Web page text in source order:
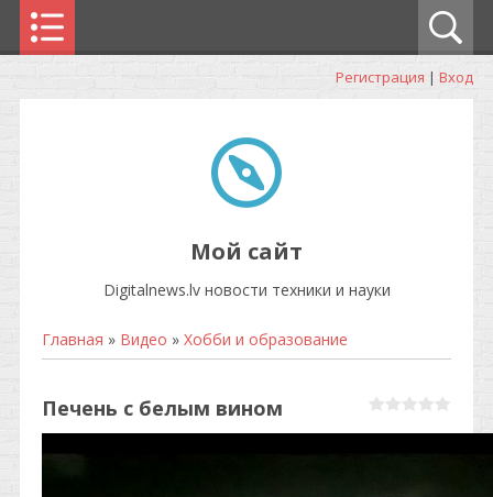
Регистрация | Вход
Мой сайт
Digitalnews.lv новости техники и науки
Главная » Видео » Хобби и образование
Печень с белым вином